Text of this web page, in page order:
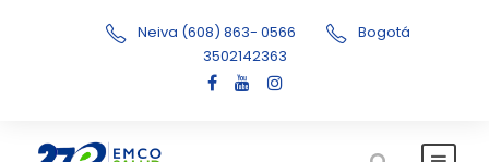
Neiva (608) 863- 0566
Bogotá
3502142363